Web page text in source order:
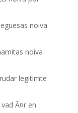
noiva
noiva
legitimte
Ã¤r en